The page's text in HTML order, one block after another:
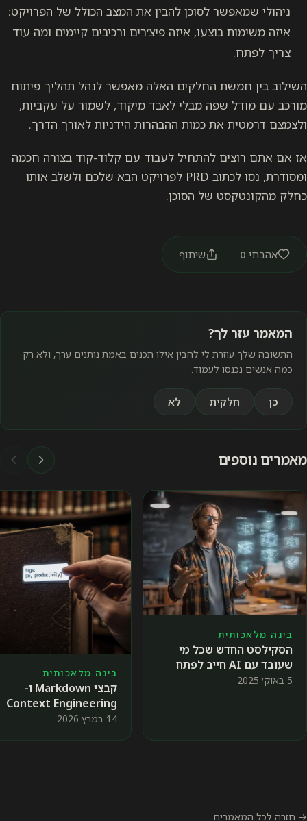
ניהולי שמאפשר לסוכן להבין את המצב הכולל של הפרויקט:
איזה משימות בוצעו, איזה פיצ׳רים ורכיבים קיימים ומה עוד
צריך לפתח.
השילוב בין חמשת החלקים האלה מאפשר לנהל תהליך פיתוח
מורכב עם מודל שפה מבלי לאבד מיקוד, לשמור על עקביות,
ולצמצם דרמטית את כמות ההבהרות הידניות לאורך הדרך.
אז אם אתם רוצים להתחיל לעבוד עם קלוד-קוד בצורה חכמה
ומסודרת, נסו לכתוב PRD לפרויקט הבא שלכם ולשלב אותו
כחלק מהקונטקסט של הסוכן.
אהבתי 0 שיתוף
המאמר עזר לך?
התשובה שלך עוזרת לי להבין אילו תכנים באמת נותנים ערך, ולא רק
כמה אנשים נכנסו לעמוד.
כן חלקית לא
מאמרים נוספים
בינה מלאכותית
הסקילסט החדש שכל מי
שעובד עם AI חייב לפתח
5 באוק׳ 2025
בינה מלאכותית
קבצי Markdown ו-
Context Engineering
בעבודה עם סוכני AI
14 במרץ 2026
→ חזרה לכל המאמרים